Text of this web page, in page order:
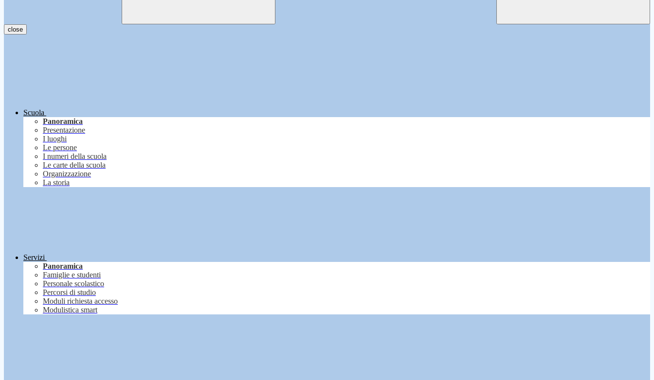
close
Scuola
Panoramica
Presentazione
I luoghi
Le persone
I numeri della scuola
Le carte della scuola
Organizzazione
La storia
Servizi
Panoramica
Famiglie e studenti
Personale scolastico
Percorsi di studio
Moduli richiesta accesso
Modulistica smart